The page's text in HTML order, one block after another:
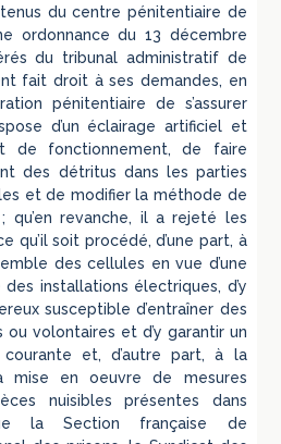
du centre pénitentiaire de
ordonnance du 13 décembre
du tribunal administratif de
fait droit à ses demandes, en
pénitentiaire de s’assurer
d’un éclairage artificiel et
de fonctionnement, de faire
des détritus dans les parties
et de modifier la méthode de
qu’en revanche, il a rejeté les
qu’il soit procédé, d’une part, à
des cellules en vue d’une
installations électriques, d’y
susceptible d’entraîner des
volontaires et d’y garantir un
et, d’autre part, à la
mise en oeuvre de mesures
nuisibles présentes dans
la Section française de